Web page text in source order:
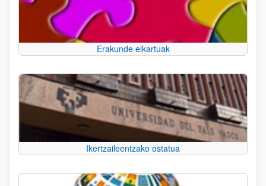
Erakunde elkartuak
Ikertzaileentzako ostatua